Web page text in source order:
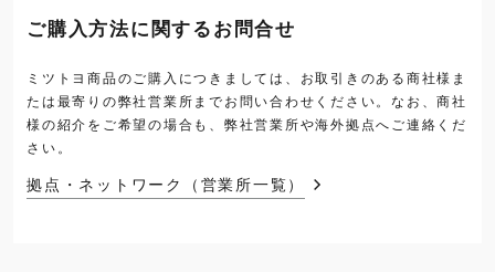
ご購入方法に関するお問合せ
ミツトヨ商品のご購入につきましては、お取引きのある商社様ま
たは最寄りの弊社営業所までお問い合わせください。なお、商社
様の紹介をご希望の場合も、弊社営業所や海外拠点へご連絡くだ
さい。
拠点・ネットワーク（営業所一覧）